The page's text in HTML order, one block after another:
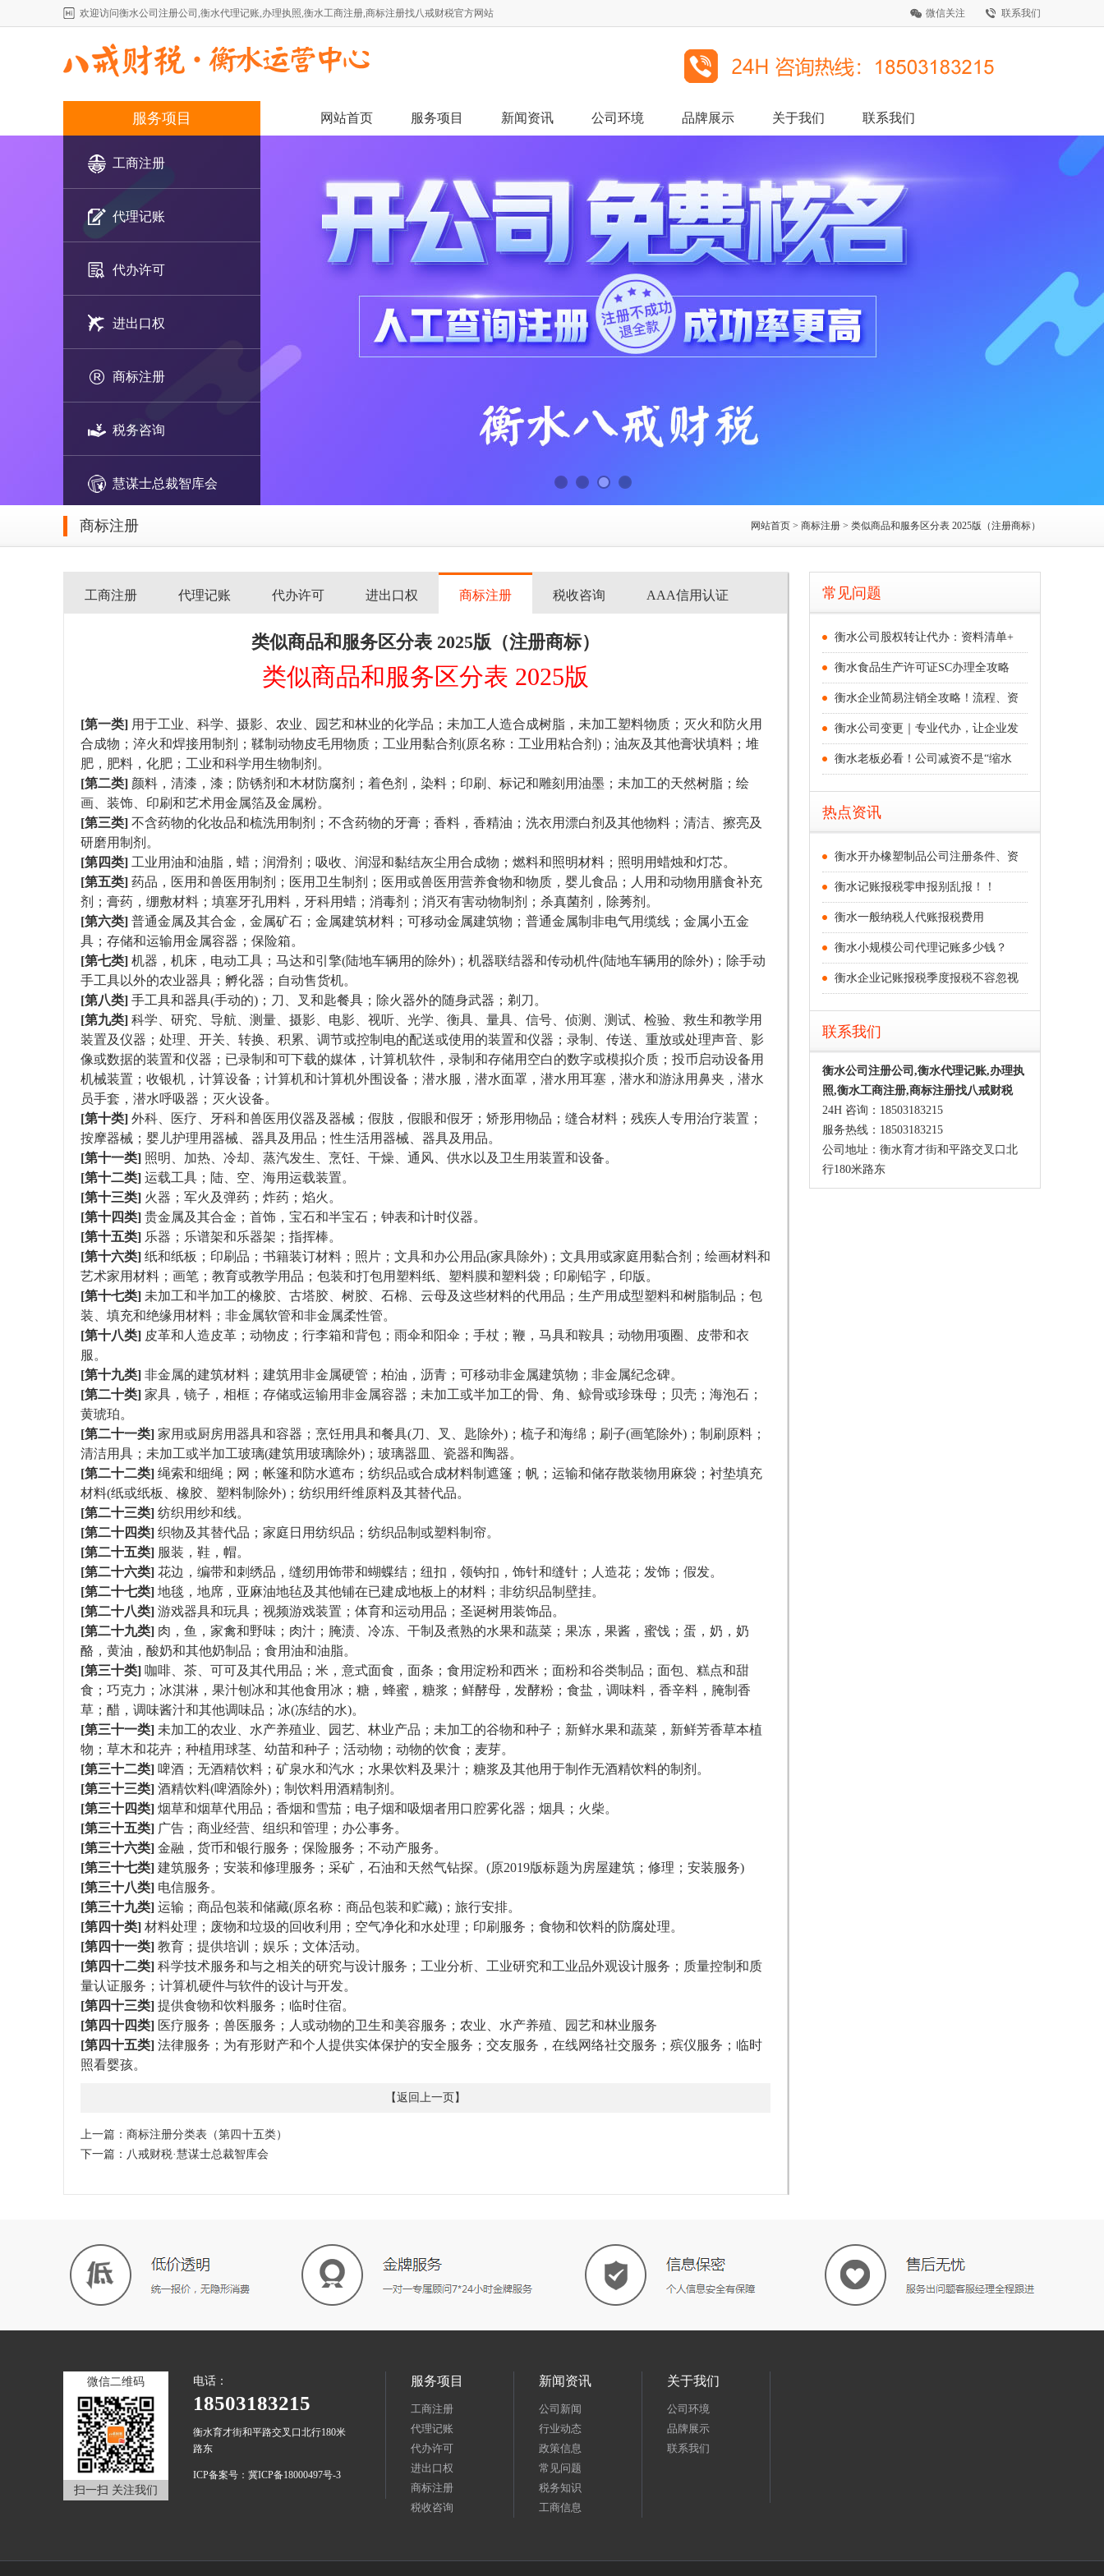
欢迎访问衡水公司注册公司,衡水代理记账,办理执照,衡水工商注册,商标注册找八戒财税官方网站 微信关注 联系我们
服务项目 网站首页 服务项目 新闻资讯 公司环境 品牌展示 关于我们 联系我们
工商注册
代理记账
代办许可
进出口权
商标注册
税务咨询
慧谋士总裁智库会
商标注册 网站首页 > 商标注册 > 类似商品和服务区分表 2025版（注册商标）
工商注册 代理记账 代办许可 进出口权 商标注册 税收咨询 AAA信用认证
类似商品和服务区分表 2025版（注册商标）
类似商品和服务区分表 2025版
[第一类] 用于工业、科学、摄影、农业、园艺和林业的化学品；未加工人造合成树脂，未加工塑料物质；灭火和防火用
合成物；淬火和焊接用制剂；鞣制动物皮毛用物质；工业用黏合剂(原名称：工业用粘合剂)；油灰及其他膏状填料；堆
肥，肥料，化肥；工业和科学用生物制剂。
[第二类] 颜料，清漆，漆；防锈剂和木材防腐剂；着色剂，染料；印刷、标记和雕刻用油墨；未加工的天然树脂；绘
画、装饰、印刷和艺术用金属箔及金属粉。
[第三类] 不含药物的化妆品和梳洗用制剂；不含药物的牙膏；香料，香精油；洗衣用漂白剂及其他物料；清洁、擦亮及
研磨用制剂。
[第四类] 工业用油和油脂，蜡；润滑剂；吸收、润湿和黏结灰尘用合成物；燃料和照明材料；照明用蜡烛和灯芯。
[第五类] 药品，医用和兽医用制剂；医用卫生制剂；医用或兽医用营养食物和物质，婴儿食品；人用和动物用膳食补充
剂；膏药，绷敷材料；填塞牙孔用料，牙科用蜡；消毒剂；消灭有害动物制剂；杀真菌剂，除莠剂。
[第六类] 普通金属及其合金，金属矿石；金属建筑材料；可移动金属建筑物；普通金属制非电气用缆线；金属小五金
具；存储和运输用金属容器；保险箱。
[第七类] 机器，机床，电动工具；马达和引擎(陆地车辆用的除外)；机器联结器和传动机件(陆地车辆用的除外)；除手动
手工具以外的农业器具；孵化器；自动售货机。
[第八类] 手工具和器具(手动的)；刀、叉和匙餐具；除火器外的随身武器；剃刀。
[第九类] 科学、研究、导航、测量、摄影、电影、视听、光学、衡具、量具、信号、侦测、测试、检验、救生和教学用
装置及仪器；处理、开关、转换、积累、调节或控制电的配送或使用的装置和仪器；录制、传送、重放或处理声音、影
像或数据的装置和仪器；已录制和可下载的媒体，计算机软件，录制和存储用空白的数字或模拟介质；投币启动设备用
机械装置；收银机，计算设备；计算机和计算机外围设备；潜水服，潜水面罩，潜水用耳塞，潜水和游泳用鼻夹，潜水
员手套，潜水呼吸器；灭火设备。
[第十类] 外科、医疗、牙科和兽医用仪器及器械；假肢，假眼和假牙；矫形用物品；缝合材料；残疾人专用治疗装置；
按摩器械；婴儿护理用器械、器具及用品；性生活用器械、器具及用品。
[第十一类] 照明、加热、冷却、蒸汽发生、烹饪、干燥、通风、供水以及卫生用装置和设备。
[第十二类] 运载工具；陆、空、海用运载装置。
[第十三类] 火器；军火及弹药；炸药；焰火。
[第十四类] 贵金属及其合金；首饰，宝石和半宝石；钟表和计时仪器。
[第十五类] 乐器；乐谱架和乐器架；指挥棒。
[第十六类] 纸和纸板；印刷品；书籍装订材料；照片；文具和办公用品(家具除外)；文具用或家庭用黏合剂；绘画材料和
艺术家用材料；画笔；教育或教学用品；包装和打包用塑料纸、塑料膜和塑料袋；印刷铅字，印版。
[第十七类] 未加工和半加工的橡胶、古塔胶、树胶、石棉、云母及这些材料的代用品；生产用成型塑料和树脂制品；包
装、填充和绝缘用材料；非金属软管和非金属柔性管。
[第十八类] 皮革和人造皮革；动物皮；行李箱和背包；雨伞和阳伞；手杖；鞭，马具和鞍具；动物用项圈、皮带和衣
服。
[第十九类] 非金属的建筑材料；建筑用非金属硬管；柏油，沥青；可移动非金属建筑物；非金属纪念碑。
[第二十类] 家具，镜子，相框；存储或运输用非金属容器；未加工或半加工的骨、角、鲸骨或珍珠母；贝壳；海泡石；
黄琥珀。
[第二十一类] 家用或厨房用器具和容器；烹饪用具和餐具(刀、叉、匙除外)；梳子和海绵；刷子(画笔除外)；制刷原料；
清洁用具；未加工或半加工玻璃(建筑用玻璃除外)；玻璃器皿、瓷器和陶器。
[第二十二类] 绳索和细绳；网；帐篷和防水遮布；纺织品或合成材料制遮篷；帆；运输和储存散装物用麻袋；衬垫填充
材料(纸或纸板、橡胶、塑料制除外)；纺织用纤维原料及其替代品。
[第二十三类] 纺织用纱和线。
[第二十四类] 织物及其替代品；家庭日用纺织品；纺织品制或塑料制帘。
[第二十五类] 服装，鞋，帽。
[第二十六类] 花边，编带和刺绣品，缝纫用饰带和蝴蝶结；纽扣，领钩扣，饰针和缝针；人造花；发饰；假发。
[第二十七类] 地毯，地席，亚麻油地毡及其他铺在已建成地板上的材料；非纺织品制壁挂。
[第二十八类] 游戏器具和玩具；视频游戏装置；体育和运动用品；圣诞树用装饰品。
[第二十九类] 肉，鱼，家禽和野味；肉汁；腌渍、冷冻、干制及煮熟的水果和蔬菜；果冻，果酱，蜜饯；蛋，奶，奶
酪，黄油，酸奶和其他奶制品；食用油和油脂。
[第三十类] 咖啡、茶、可可及其代用品；米，意式面食，面条；食用淀粉和西米；面粉和谷类制品；面包、糕点和甜
食；巧克力；冰淇淋，果汁刨冰和其他食用冰；糖，蜂蜜，糖浆；鲜酵母，发酵粉；食盐，调味料，香辛料，腌制香
草；醋，调味酱汁和其他调味品；冰(冻结的水)。
[第三十一类] 未加工的农业、水产养殖业、园艺、林业产品；未加工的谷物和种子；新鲜水果和蔬菜，新鲜芳香草本植
物；草木和花卉；种植用球茎、幼苗和种子；活动物；动物的饮食；麦芽。
[第三十二类] 啤酒；无酒精饮料；矿泉水和汽水；水果饮料及果汁；糖浆及其他用于制作无酒精饮料的制剂。
[第三十三类] 酒精饮料(啤酒除外)；制饮料用酒精制剂。
[第三十四类] 烟草和烟草代用品；香烟和雪茄；电子烟和吸烟者用口腔雾化器；烟具；火柴。
[第三十五类] 广告；商业经营、组织和管理；办公事务。
[第三十六类] 金融，货币和银行服务；保险服务；不动产服务。
[第三十七类] 建筑服务；安装和修理服务；采矿，石油和天然气钻探。(原2019版标题为房屋建筑；修理；安装服务)
[第三十八类] 电信服务。
[第三十九类] 运输；商品包装和储藏(原名称：商品包装和贮藏)；旅行安排。
[第四十类] 材料处理；废物和垃圾的回收利用；空气净化和水处理；印刷服务；食物和饮料的防腐处理。
[第四十一类] 教育；提供培训；娱乐；文体活动。
[第四十二类] 科学技术服务和与之相关的研究与设计服务；工业分析、工业研究和工业品外观设计服务；质量控制和质
量认证服务；计算机硬件与软件的设计与开发。
[第四十三类] 提供食物和饮料服务；临时住宿。
[第四十四类] 医疗服务；兽医服务；人或动物的卫生和美容服务；农业、水产养殖、园艺和林业服务
[第四十五类] 法律服务；为有形财产和个人提供实体保护的安全服务；交友服务，在线网络社交服务；殡仪服务；临时
照看婴孩。
【返回上一页 】
上一篇： 商标注册分类表（第四十五类）
下一篇： 八戒财税·慧谋士总裁智库会
常见问题
衡水公司股权转让代办：资料清单+
衡水食品生产许可证SC办理全攻略
衡水企业简易注销全攻略！流程、资
衡水公司变更｜专业代办，让企业发
衡水老板必看！公司减资不是“缩水
热点资讯
衡水开办橡塑制品公司注册条件、资
衡水记账报税零申报别乱报！！
衡水一般纳税人代账报税费用
衡水小规模公司代理记账多少钱？
衡水企业记账报税季度报税不容忽视
联系我们
衡水公司注册公司,衡水代理记账,办理执
照,衡水工商注册,商标注册找八戒财税
24H 咨询：18503183215
服务热线：18503183215
公司地址：衡水育才街和平路交叉口北
行180米路东
微信二维码
扫一扫 关注我们
电话：
18503183215
衡水育才街和平路交叉口北行180米
路东
ICP备案号：冀ICP备18000497号-3
服务项目
工商注册
代理记账
代办许可
进出口权
商标注册
税收咨询
新闻资讯
公司新闻
行业动态
政策信息
常见问题
税务知识
工商信息
关于我们
公司环境
品牌展示
联系我们